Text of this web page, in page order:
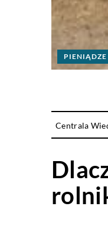
PIENIĄDZE
Centrala